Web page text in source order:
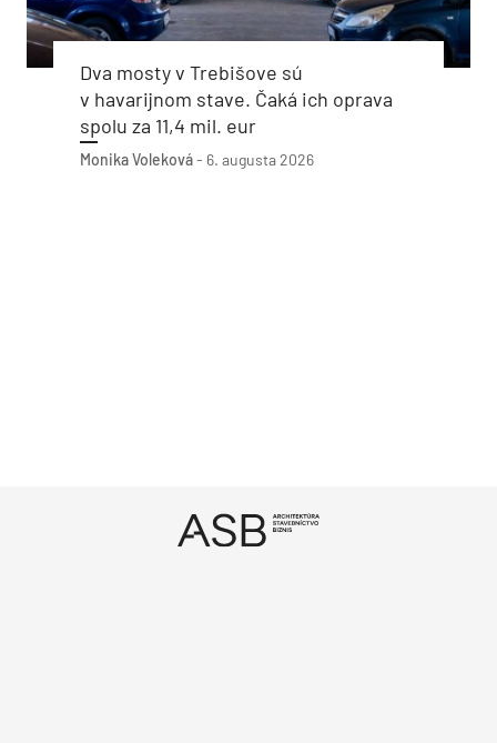
Dva mosty v Trebišove sú
v havarijnom stave. Čaká ich oprava
spolu za 11,4 mil. eur
Monika Voleková- 6. augusta 2026